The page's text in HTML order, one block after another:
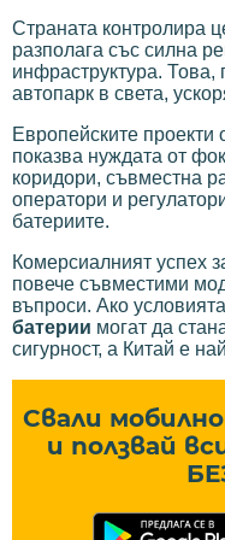
Страната контролира
разполага със силна
инфраструктура. Това,
автопарк в света,
Европейските проекти
показва нуждата от
коридори, съвместна
оператори и
батериите.
Комерсиалният успех
повече съвместими
въпроси. Ако
батерии могат да
сигурност, а Китай е
Свали
и ползвай